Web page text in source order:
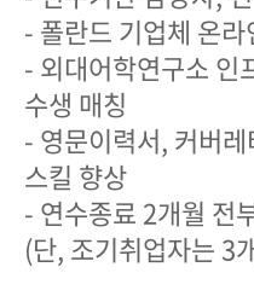
- 폴란드 기업체 온
- 외대어학연구소 인
수생 매칭
- 영문이력서, 커버
스킬 향상
- 연수종료 2개월 전
(단, 조기취업자는 3